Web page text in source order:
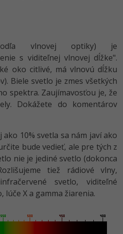
vlnovej optiky) je
s viditeľnej vlnovej dĺžke".
oko citlivé, má vlnovú dĺžku
Biele svetlo je zmes všetkých
spektra. Zaujímavosťou je, že
Dokážete do komentárov
ako 10% svetla sa nám javí ako
bude vedieť, ale pre tých z
nie je jediné svetlo (dokonca
tiež rádiové vlny,
svetlo, viditeľné
X a gamma žiarenia.